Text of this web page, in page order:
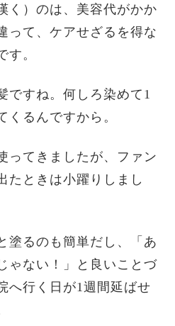
く）のは、美容代がかか
って、ケアせざるを得な
す。
ですね。何しろ染めて1
くるんですから。
ってきましたが、ファン
たときは小躍りしまし
塗るのも簡単だし、「あ
ゃない！」と良いことづ
へ行く日が1週間延ばせ